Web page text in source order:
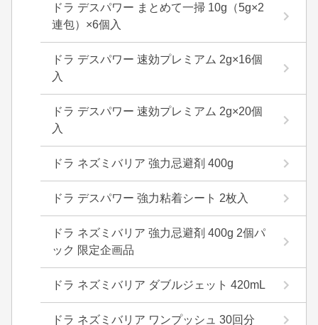
ドラ デスパワー まとめて一掃 10g（5g×2
連包）×6個入
ドラ デスパワー 速効プレミアム 2g×16個
入
ドラ デスパワー 速効プレミアム 2g×20個
入
ドラ ネズミバリア 強力忌避剤 400g
ドラ デスパワー 強力粘着シート 2枚入
ドラ ネズミバリア 強力忌避剤 400g 2個パ
ック 限定企画品
ドラ ネズミバリア ダブルジェット 420mL
ドラ ネズミバリア ワンプッシュ 30回分